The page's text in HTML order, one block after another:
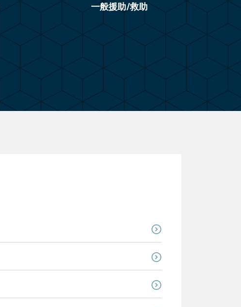
一般援助/救助